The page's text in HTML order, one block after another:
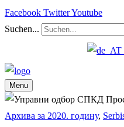
Facebook TwitterYoutube
Suchen...
Menu
Архива за 2020. годину,